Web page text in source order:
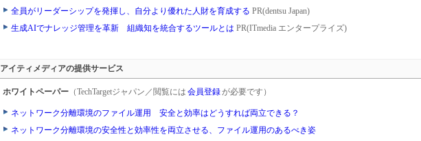
全員がリーダーシップを発揮し、自分より優れた人財を育成する PR(dentsu Japan)
生成AIでナレッジ管理を革新 組織知を統合するツールとは PR(ITmedia エンタープライズ)
アイティメディアの提供サービス
ホワイトペーパー （TechTargetジャパン／閲覧には 会員登録が必要です）
ネットワーク分離環境のファイル運用 安全と効率はどうすれば両立できる？
ネットワーク分離環境の安全性と効率性を両立させる、ファイル運用のあるべき姿